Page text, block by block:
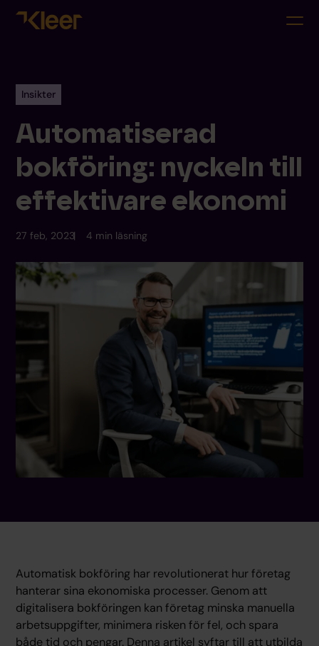
Insikter
Automatiserad
bokföring: nyckeln till
effektivare ekonomi
27 feb, 2023 4 min läsning
Automatisk bokföring har revolutionerat hur företag
hanterar sina ekonomiska processer. Genom att
digitalisera bokföringen kan företag minska manuella
arbetsuppgifter, minimera risken för fel, och spara
både tid och pengar. Denna artikel syftar till att utbilda